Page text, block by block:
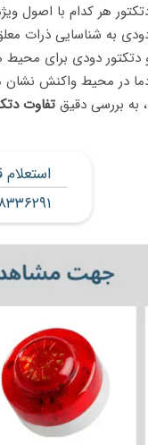
هر کدام با اصول
به شناسایی ذرات
دتکتور دودی برای
دما در محیط واکنش
به بررسی دقیق تفاوت
۰۲۱-